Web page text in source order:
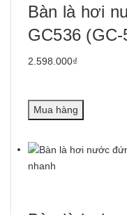
Bàn là hơi
GC536 (GC-
2.598.000₫
Mua hàng
nhanh